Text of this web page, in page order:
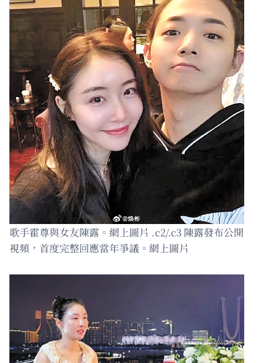
歌手霍尊與女友陳露。網上圖片 .c2/.c3 陳露發布公開
視頻，首度完整回應當年爭議。網上圖片